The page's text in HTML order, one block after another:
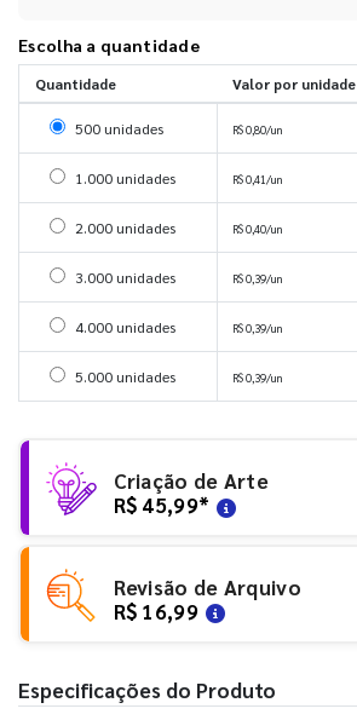
Escolha a quantidade
Quantidade Valor por unidade
Selecionar 500 unidades
500 unidades R$ 0,80/un
Selecionar 1000 unidades
1.000 unidades R$ 0,41/un
Selecionar 2000 unidades
2.000 unidades R$ 0,40/un
Selecionar 3000 unidades
3.000 unidades R$ 0,39/un
Selecionar 4000 unidades
4.000 unidades R$ 0,39/un
Selecionar 5000 unidades
5.000 unidades R$ 0,39/un
Criação de Arte
R$ 45,99*
Revisão de Arquivo
R$ 16,99
Especificações do Produto